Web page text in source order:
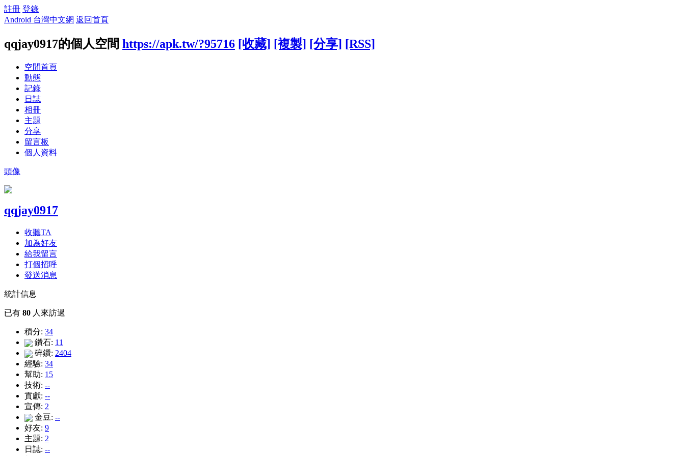
註冊 登錄
Android 台灣中文網 返回首頁
qqjay0917的個人空間 https://apk.tw/?95716 [收藏] [複製] [分享] [RSS]
空間首頁
動態
記錄
日誌
相冊
主題
分享
留言板
個人資料
頭像
qqjay0917
收聽TA
加為好友
給我留言
打個招呼
發送消息
統計信息
已有 80 人來訪過
積分: 34
鑽石: 11
碎鑽: 2404
經驗: 34
幫助: 15
技術: --
貢獻: --
宣傳: 2
金豆: --
好友: 9
主題: 2
日誌: --